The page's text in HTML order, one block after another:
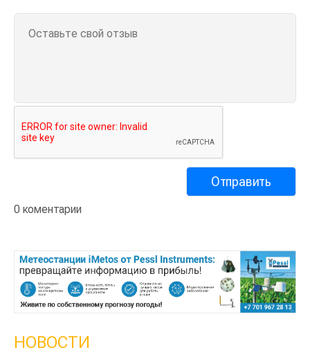
0 коментарии
НОВОСТИ